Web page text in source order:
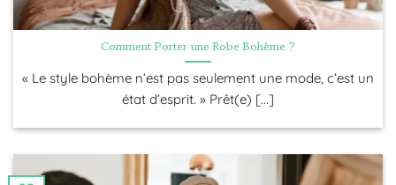
individuel. En conclusion, lestyle bohèmeest une
tendance qui célèbre la liberté, la créativité et
l’expression de soi. En incorporant des tissus fluides,
en mélangeant les motifs et les textures, en adoptant
des tons de terre et des éléments naturels, et en
accessoirisant avec des franges, des houppes et des
couches, vous pouvez créer un look d’inspiration
bohémienne qui vous est propre. Adoptez l’esprit
bohème et laissez briller votre esprit libre !
Comment Porter une Robe Bohème ?
« Le style bohème n’est pas seulement une mode, c’est un
état d’esprit. » Prêt(e) [...]